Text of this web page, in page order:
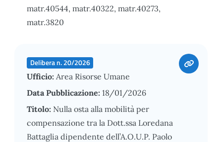
matr.40544, matr.40322, matr.40273,
matr.3820
Delibera n. 20/2026
Ufficio: Area Risorse Umane
Data Pubblicazione: 18/01/2026
Titolo: Nulla osta alla mobilità per
compensazione tra la Dott.ssa Loredana
Battaglia dipendente dell’A.O.U.P. Paolo